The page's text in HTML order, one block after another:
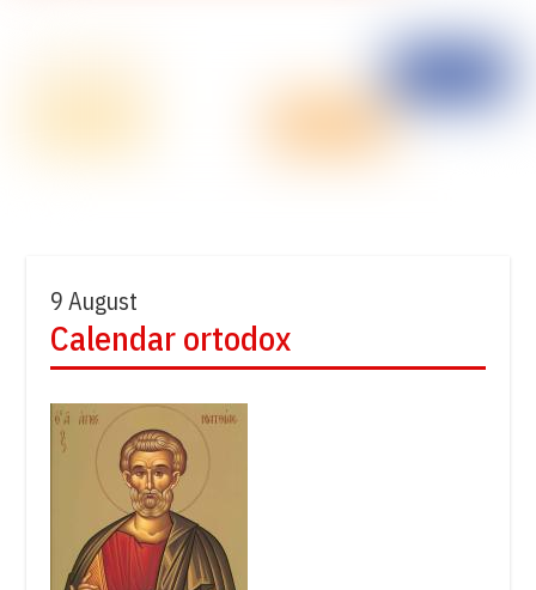
9 August
Calendar ortodox